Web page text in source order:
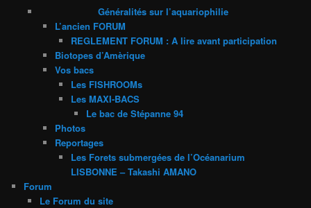
Généralités sur l’aquariophilie
L’ancien FORUM
REGLEMENT FORUM : A lire avant participation
Biotopes d’Amèrique
Vos bacs
Les FISHROOMs
Les MAXI-BACS
Le bac de Stépanne 94
Photos
Reportages
Les Forets submergées de l’Océanarium
LISBONNE – Takashi AMANO
Forum
Le Forum du site